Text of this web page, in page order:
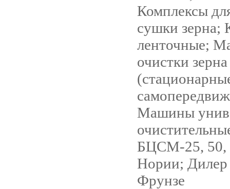
Комплексы
сушки зерна;
ленточные;
очистки зерна
Машины
БЦСМ-25, 50,
Нории; Дилер
Фрунзе